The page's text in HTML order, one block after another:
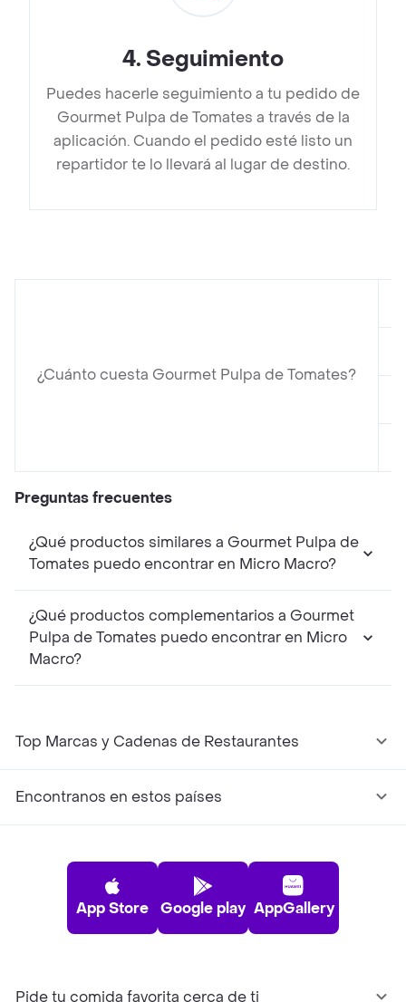
4. Seguimiento
Puedes hacerle seguimiento a tu pedido de
Gourmet Pulpa de Tomates a través de la
aplicación. Cuando el pedido esté listo un
repartidor te lo llevará al lugar de destino.
¿Cuánto cuesta Gourmet Pulpa de Tomates?
Preguntas frecuentes
¿Qué productos similares a Gourmet Pulpa de
Tomates puedo encontrar en Micro Macro?
¿Qué productos complementarios a Gourmet
Pulpa de Tomates puedo encontrar en Micro
Macro?
Top Marcas y Cadenas de Restaurantes
Encontranos en estos países
App Store Google play AppGallery
Pide tu comida favorita cerca de ti